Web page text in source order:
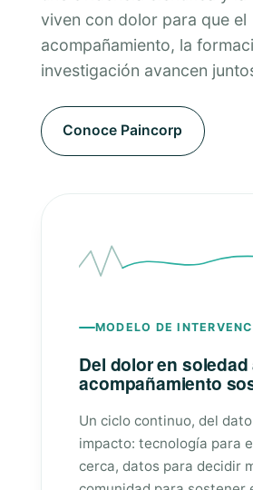
viven con dolor para que el
acompañamiento, la
investigación avancen
Conoce Paincorp
MODELO DE
Del dolor en soledad
acompañamiento
Un ciclo continuo, del
impacto: tecnología para
cerca, datos para decidir